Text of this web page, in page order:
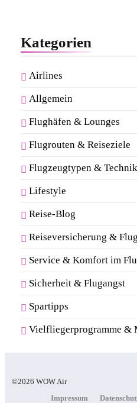
Kategorien
Airlines
Allgemein
Flughäfen & Lounges
Flugrouten & Reiseziele
Flugzeugtypen & Technik
Lifestyle
Reise-Blog
Reiseversicherung &
Service & Komfort im
Sicherheit & Flugangst
Spartipps
Vielfliegerprogramme &
©2026 WOW Air
Impressum